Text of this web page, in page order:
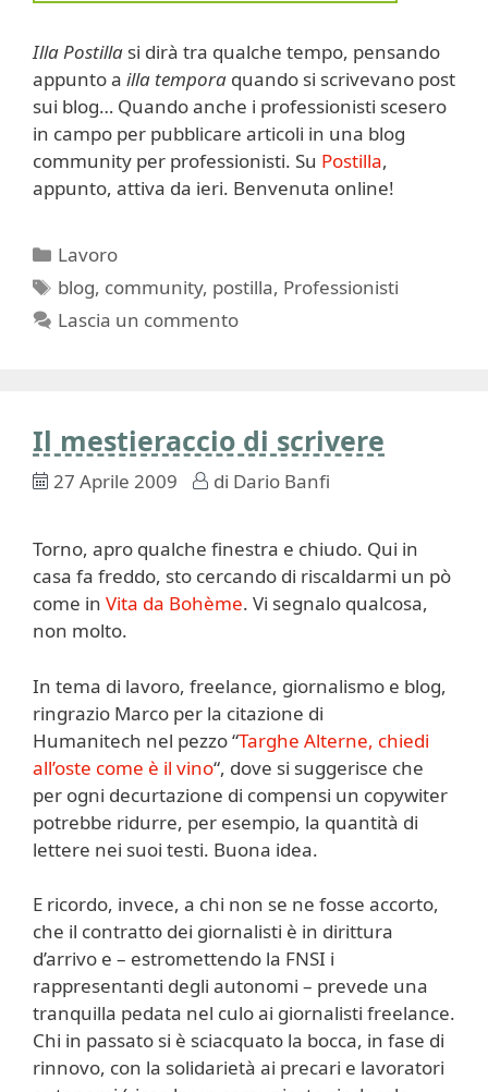
Illa Postilla si dirà tra qualche tempo, pensando
appunto a illa tempora quando si scrivevano post
sui blog… Quando anche i professionisti scesero
in campo per pubblicare articoli in una blog
community per professionisti. Su Postilla,
appunto, attiva da ieri. Benvenuta online!
Categorie
Lavoro
Tag
blog, community, postilla, Professionisti
Lascia un commento
Il mestieraccio di scrivere
27 Aprile 2009 di Dario Banfi
Torno, apro qualche finestra e chiudo. Qui in
casa fa freddo, sto cercando di riscaldarmi un pò
come in Vita da Bohème. Vi segnalo qualcosa,
non molto.
In tema di lavoro, freelance, giornalismo e blog,
ringrazio Marco per la citazione di
Humanitech nel pezzo “Targhe Alterne, chiedi
all’oste come è il vino“, dove si suggerisce che
per ogni decurtazione di compensi un copywiter
potrebbe ridurre, per esempio, la quantità di
lettere nei suoi testi. Buona idea.
E ricordo, invece, a chi non se ne fosse accorto,
che il contratto dei giornalisti è in dirittura
d’arrivo e – estromettendo la FNSI i
rappresentanti degli autonomi – prevede una
tranquilla pedata nel culo ai giornalisti freelance.
Chi in passato si è sciacquato la bocca, in fase di
rinnovo, con la solidarietà ai precari e lavoratori